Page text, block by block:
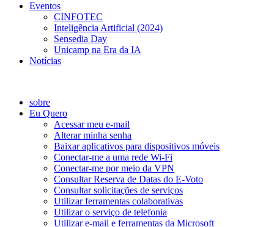
Eventos
CINFOTEC
Inteligência Artificial (2024)
Sensedia Day
Unicamp na Era da IA
Notícias
sobre
Eu Quero
Acessar meu e-mail
Alterar minha senha
Baixar aplicativos para dispositivos móveis
Conectar-me a uma rede Wi-Fi
Conectar-me por meio da VPN
Consultar Reserva de Datas do E-Voto
Consultar solicitações de serviços
Utilizar ferramentas colaborativas
Utilizar o serviço de telefonia
Utilizar e-mail e ferramentas da Microsoft